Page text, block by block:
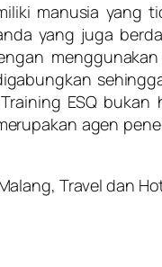
manusia yang
yang juga
ESQ
agen
Travel dan